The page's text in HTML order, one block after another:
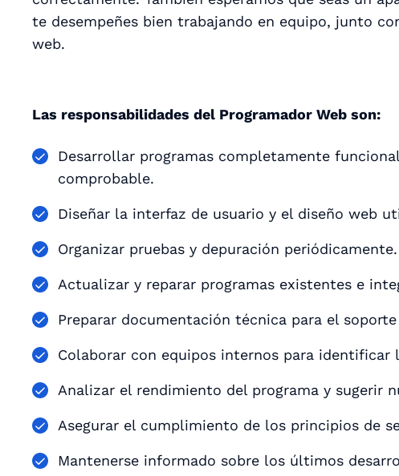
te desempeñes bien trabajando en equipo, junto
web.
Las responsabilidades del Programador Web son:
Desarrollar programas completamente
comprobable.
Diseñar la interfaz de usuario y el diseño web
Organizar pruebas y depuración periódicamente.
Actualizar y reparar programas existentes e
Preparar documentación técnica para el
Colaborar con equipos internos para identificar
Analizar el rendimiento del programa y sugerir
Asegurar el cumplimiento de los principios de
Mantenerse informado sobre los últimos